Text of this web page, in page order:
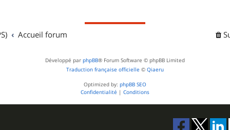
Accueil forum
Développé par phpBB® Forum Software © phpBB Limited
Traduction française officielle © Qiaeru
Optimized by: phpBB SEO
Confidentialité | Conditions